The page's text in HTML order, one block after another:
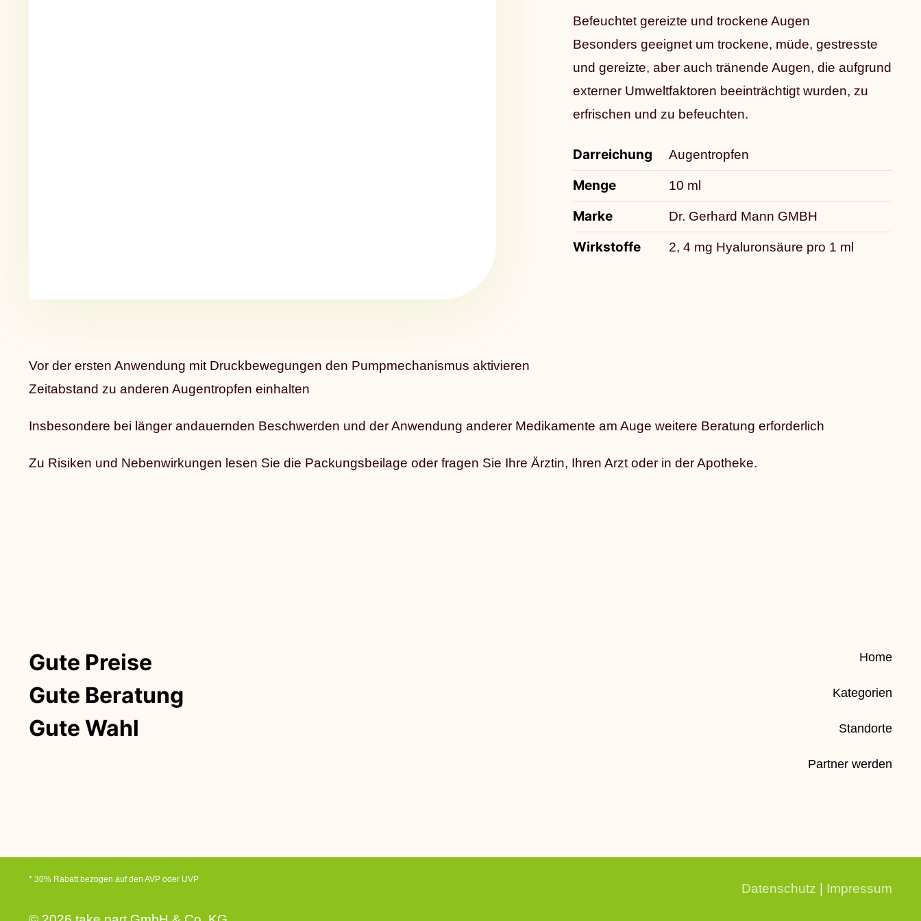
Befeuchtet gereizte und trockene Augen
Besonders geeignet um trockene, müde, gestresste
und gereizte, aber auch tränende Augen, die aufgrund
externer Umweltfaktoren beeinträchtigt wurden, zu
erfrischen und zu befeuchten.
Darreichung Augentropfen
Menge 10 ml
Marke Dr. Gerhard Mann GMBH
Wirkstoffe 2, 4 mg Hyaluronsäure pro 1 ml
Vor der ersten Anwendung mit Druckbewegungen den Pumpmechanismus aktivieren
Zeitabstand zu anderen Augentropfen einhalten
Insbesondere bei länger andauernden Beschwerden und der Anwendung anderer Medikamente am Auge weitere Beratung erforderlich
Zu Risiken und Nebenwirkungen lesen Sie die Packungsbeilage oder fragen Sie Ihre Ärztin, Ihren Arzt oder in der Apotheke.
Gute Preise
Gute Beratung
Gute Wahl
Home
Kategorien
Standorte
Partner werden
* 30% Rabatt bezogen auf den AVP oder UVP
Datenschutz | Impressum